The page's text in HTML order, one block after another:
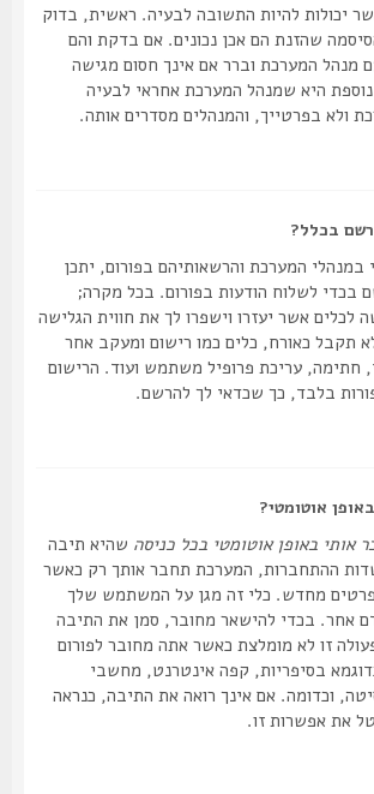
להיות התשובה לבעיה. ראשית, בדוק
שהזנת הם אכן נכונים. אם בדקת והם
המערכת וברר אם אינך חסום מגישה
היא שמנהל המערכת אחראי לבעיה
בפרטייך, והמנהלים מסדרים אותה.
בכלל?
המערכת והרשאותיהם בפורום, יתכן
לשלוח הודעות בפורום. בכל מקרה;
אשר יעזרו וישפרו לך את חווית הגלישה
כאורח, כלים כמו רישום ומעקב אחר
עריכת פרופיל משתמש ועוד. הרישום
בלבד, כך שכדאי לך להרשם.
אוטומטי?
באופן אוטומטי בכל כניסהשהיא תיבה
המערכת תחבר אותך רק כאשר
מחדש. כלי זה מגן על המשתמש שלך
בכדי להישאר מחובר, סמן את התיבה
זו לא מומלצת כאשר אתה מחובר לפורום
בסיפריות, קפה אינטרנט, מחשבי
וכדומה. אם אינך רואה את התיבה, כנראה
אפשרות זו.